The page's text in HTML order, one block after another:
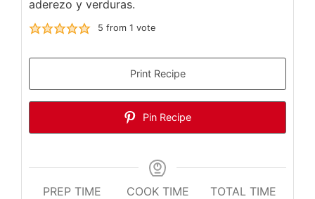
aderezo y verduras.
5 from 1 vote
Print Recipe
Pin Recipe
PREP TIME
COOK TIME
TOTAL TIME